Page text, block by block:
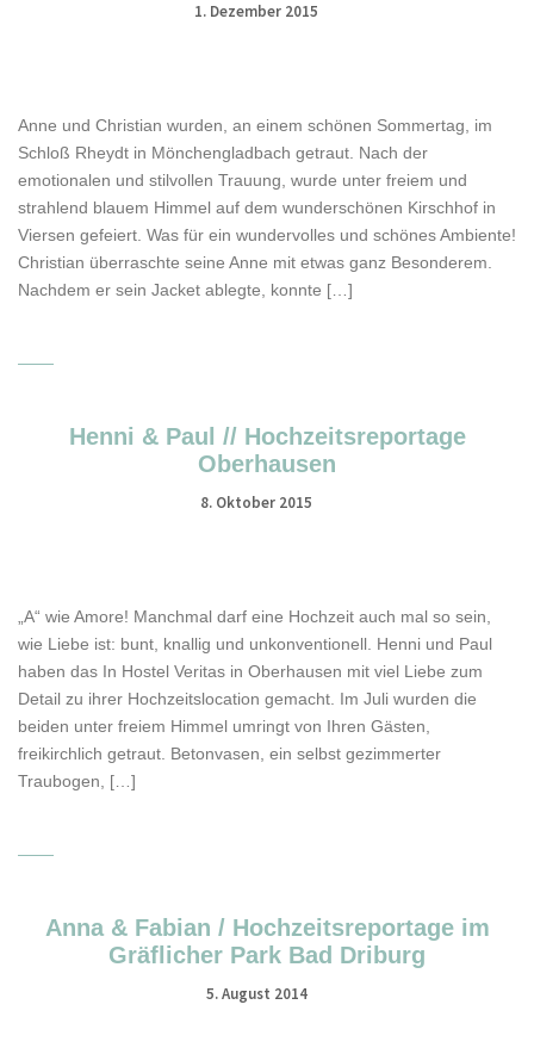
1. Dezember 2015
Anne und Christian wurden, an einem schönen Sommertag, im
Schloß Rheydt in Mönchengladbach getraut. Nach der
emotionalen und stilvollen Trauung, wurde unter freiem und
strahlend blauem Himmel auf dem wunderschönen Kirschhof in
Viersen gefeiert. Was für ein wundervolles und schönes Ambiente!
Christian überraschte seine Anne mit etwas ganz Besonderem.
Nachdem er sein Jacket ablegte, konnte […]
Henni & Paul // Hochzeitsreportage
Oberhausen
8. Oktober 2015
„A“ wie Amore! Manchmal darf eine Hochzeit auch mal so sein,
wie Liebe ist: bunt, knallig und unkonventionell. Henni und Paul
haben das In Hostel Veritas in Oberhausen mit viel Liebe zum
Detail zu ihrer Hochzeitslocation gemacht. Im Juli wurden die
beiden unter freiem Himmel umringt von Ihren Gästen,
freikirchlich getraut. Betonvasen, ein selbst gezimmerter
Traubogen, […]
Anna & Fabian / Hochzeitsreportage im
Gräflicher Park Bad Driburg
5. August 2014